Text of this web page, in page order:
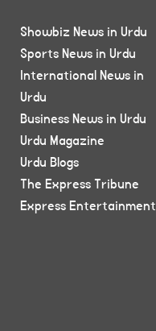
Showbiz News in Urdu
Sports News in Urdu
International News in
Urdu
Business News in Urdu
Urdu Magazine
Urdu Blogs
The Express Tribune
Express Entertainment